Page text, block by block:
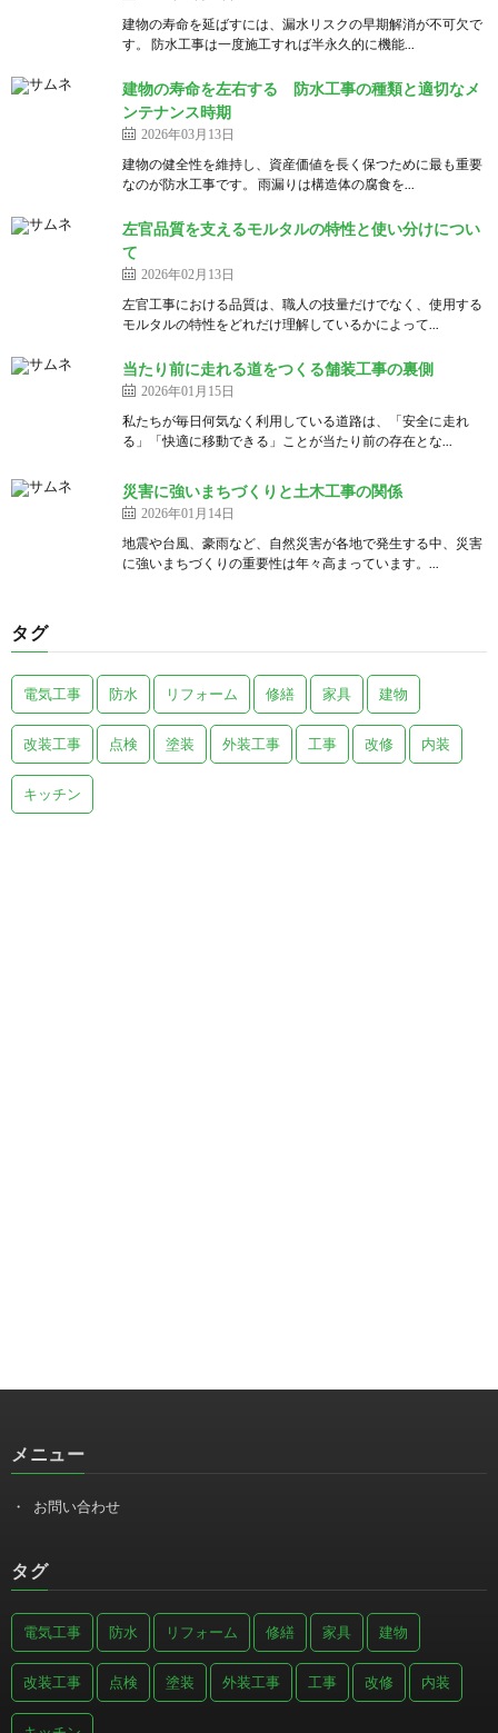
建物の寿命を延ばすには、漏水リスクの早期解消が不可欠で
す。 防水工事は一度施工すれば半永久的に機能...
建物の寿命を左右する 防水工事の種類と適切なメ
ンテナンス時期
2026年03月13日
建物の健全性を維持し、資産価値を長く保つために最も重要
なのが防水工事です。 雨漏りは構造体の腐食を...
左官品質を支えるモルタルの特性と使い分けについ
て
2026年02月13日
左官工事における品質は、職人の技量だけでなく、使用する
モルタルの特性をどれだけ理解しているかによって...
当たり前に走れる道をつくる舗装工事の裏側
2026年01月15日
私たちが毎日何気なく利用している道路は、「安全に走れ
る」「快適に移動できる」ことが当たり前の存在とな...
災害に強いまちづくりと土木工事の関係
2026年01月14日
地震や台風、豪雨など、自然災害が各地で発生する中、災害
に強いまちづくりの重要性は年々高まっています。...
タグ
電気工事 防水 リフォーム 修繕 家具 建物
改装工事 点検 塗装 外装工事 工事 改修 内装
キッチン
メニュー
お問い合わせ
タグ
電気工事 防水 リフォーム 修繕 家具 建物
改装工事 点検 塗装 外装工事 工事 改修 内装